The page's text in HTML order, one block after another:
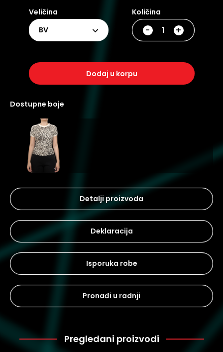
Veličina
BV
Količina
- +
dodaj u korpu
dostupne boje
Detalji proizvoda
Deklaracija
Isporuka robe
Pronađi u radnji
Pregledani proizvodi